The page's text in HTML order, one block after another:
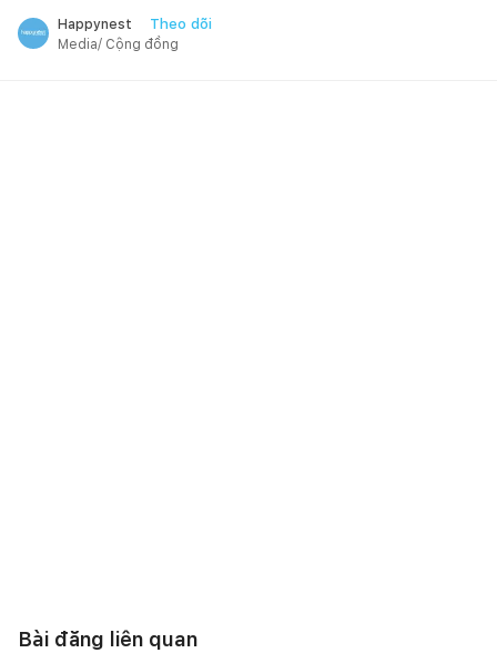
Happynest Theo dõi
Media/ Cộng đồng
Bài đăng liên quan